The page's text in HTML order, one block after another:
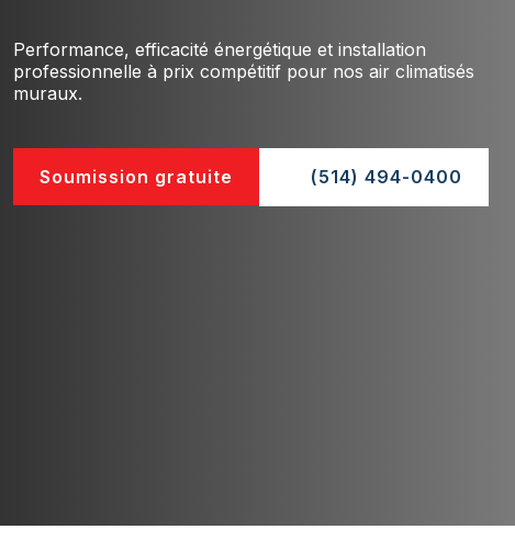
Performance, efficacité énergétique et installation
professionnelle à prix compétitif pour nos air climatisés
muraux.
Soumission gratuite (514) 494-0400